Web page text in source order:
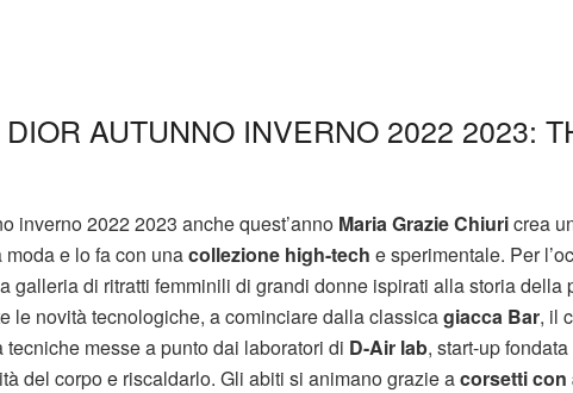
AUTUNNO INVERNO 2022 2023:
inverno 2022 2023 anche quest’anno Maria Grazie Chiuricrea
e lo fa con unacollezione high-tech e sperimentale. Per
galleria di ritratti femminili di grandi donne ispirati alla storia della
le novità tecnologiche, a cominciare dalla classicagiacca Bar, il
messe a punto dai laboratori di D-Air lab, start-up
del corpo e riscaldarlo. Gli abiti si animano grazie acorsetti con